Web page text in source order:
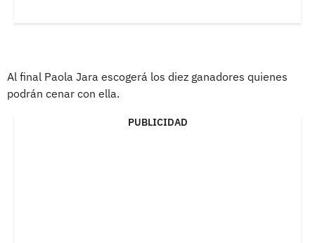
Al final Paola Jara escogerá los diez ganadores quienes
podrán cenar con ella.
PUBLICIDAD